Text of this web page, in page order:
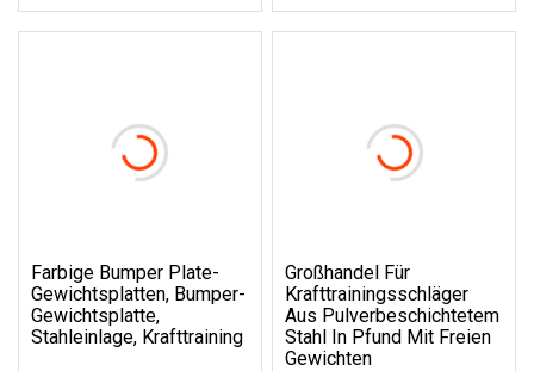
Farbige Bumper Plate-
Gewichtsplatten, Bumper-
Gewichtsplatte,
Stahleinlage, Krafttraining
Großhandel Für
Krafttrainingsschläger
Aus Pulverbeschichtetem
Stahl In Pfund Mit Freien
Gewichten